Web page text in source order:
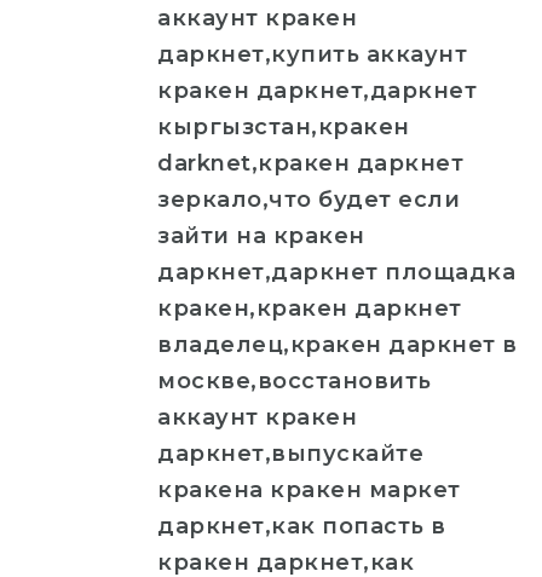
аккаунт кракен
даркнет,купить аккаунт
кракен даркнет,даркнет
кыргызстан,кракен
darknet,кракен даркнет
зеркало,что будет если
зайти на кракен
даркнет,даркнет площадка
кракен,кракен даркнет
владелец,кракен даркнет в
москве,восстановить
аккаунт кракен
даркнет,выпускайте
кракена кракен маркет
даркнет,как попасть в
кракен даркнет,как